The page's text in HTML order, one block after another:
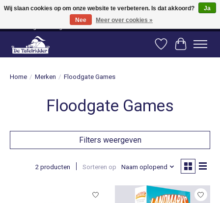
Vanaf 80 euro gratis verzending binnen Nederland! Vanaf 100 euro gratis
verzending naar België en Duitsland!
Verlanglijst
Home / Merken / Floodgate Games
Floodgate Games
Filters weergeven
2 producten Sorteren op Naam oplopend
Wij slaan cookies op om onze website te verbeteren. Is dat akkoord?
Ja
Nee
Meer over cookies »